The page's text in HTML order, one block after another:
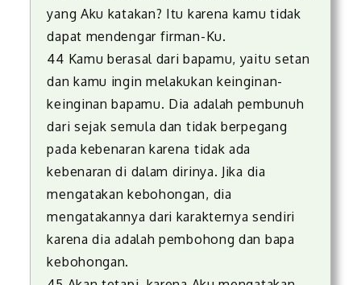
yang Aku katakan? Itu karena kamu tidak
dapat mendengar firman-Ku.
44 Kamu berasal dari bapamu, yaitu setan
dan kamu ingin melakukan keinginan-
keinginan bapamu. Dia adalah pembunuh
dari sejak semula dan tidak berpegang
pada kebenaran karena tidak ada
kebenaran di dalam dirinya. Jika dia
mengatakan kebohongan, dia
mengatakannya dari karakternya sendiri
karena dia adalah pembohong dan bapa
kebohongan.